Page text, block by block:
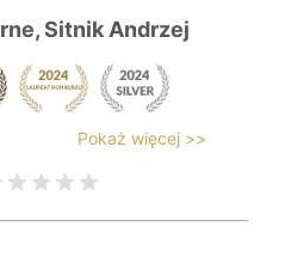
Sitnik Andrzej
Pokaż więcej >>